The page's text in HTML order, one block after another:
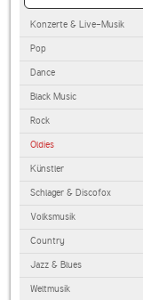
Konzerte & Live-Musik
Pop
Dance
Black Music
Rock
Oldies
Künstler
Schlager & Discofox
Volksmusik
Country
Jazz & Blues
Weltmusik